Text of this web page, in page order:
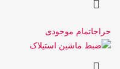
حراجاتمام موجودی